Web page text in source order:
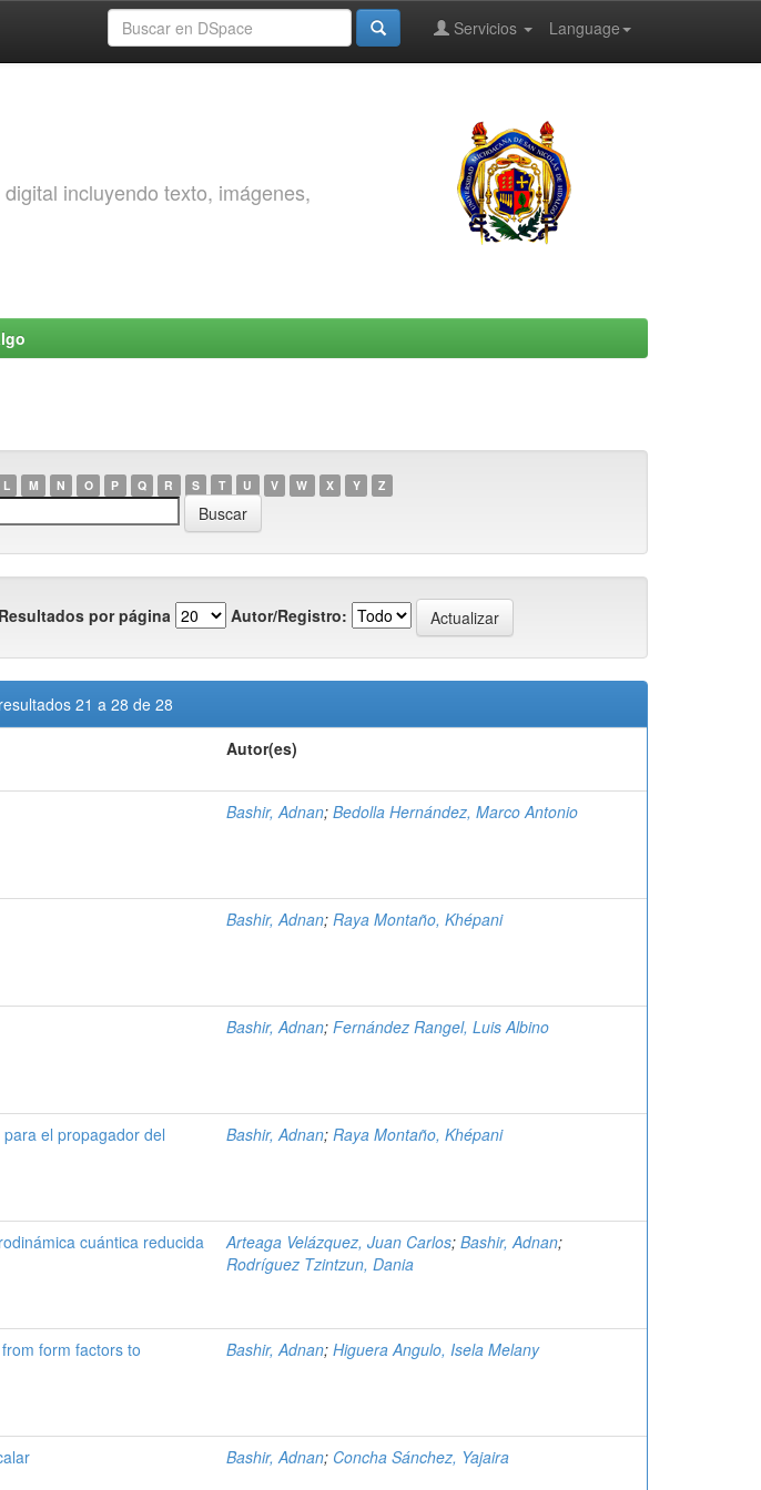
Language
Servicios
incluyendo texto, imágenes,
L M N O P Q R S T U V W X Y Z
Resultados por página Autor/Registro:
21 a 28 de 28
Autor(es)
Bashir, Adnan; Bedolla Hernández, Marco Antonio
Bashir, Adnan; Raya Montaño, Khépani
Bashir, Adnan; Fernández Rangel, Luis Albino
el propagador del
Bashir, Adnan; Raya Montaño, Khépani
cuántica reducida Arteaga Velázquez, Juan Carlos; Bashir, Adnan;
Rodríguez Tzintzun, Dania
form factors to
Bashir, Adnan; Higuera Angulo, Isela Melany
Bashir, Adnan; Concha Sánchez, Yajaira